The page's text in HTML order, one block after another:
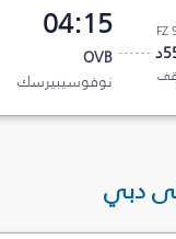
04:15
OVB
نوفوسيبيرسك
دبي